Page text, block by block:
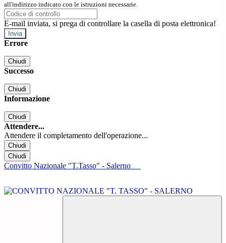
all'indirizzo indicato con le istruzioni necessarie.
E-mail inviata, si prega di controllare la casella di posta elettronica!
Errore
Chiudi
Successo
Chiudi
Informazione
Chiudi
Attendere...
Attendere il completamento dell'operazione...
Chiudi
Chiudi
Convitto Nazionale "T.Tasso" - Salerno